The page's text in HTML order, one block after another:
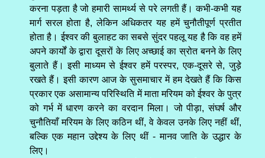
करना पड़ता है जो हमारी सामर्थ्य से परे लगती हैं। कभी-कभी यह
मार्ग सरल होता है, लेकिन अधिकतर यह हमें चुनौतीपूर्ण प्रतीत
होता है। ईश्वर की बुलाहट का सबसे सुंदर पहलू यह है कि वह हमें
अपने कार्यों के द्वारा दूसरों के लिए अच्छाई का स्रोत बनने के लिए
बुलाते हैं। इसी माध्यम से ईश्वर हमें परस्पर, एक-दूसरे से, जुड़े
रखते हैं। इसी कारण आज के सुसमाचार में हम देखते हैं कि किस
प्रकार एक असामान्य परिस्थिति में माता मरियम को ईश्वर के पुत्र
को गर्भ में धारण करने का वरदान मिला। जो पीड़ा, संघर्ष और
चुनौतियाँ मरियम के लिए कठिन थीं, वे केवल उनके लिए नहीं थीं,
बल्कि एक महान उद्देश्य के लिए थीं - मानव जाति के उद्धार के
लिए।